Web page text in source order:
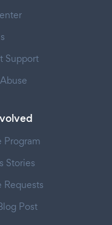
Support
Program
Stories
Requests
Post